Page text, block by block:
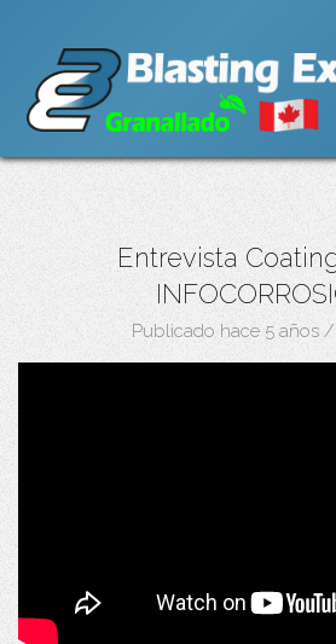
Entrevista
Publicado hace 5 años /